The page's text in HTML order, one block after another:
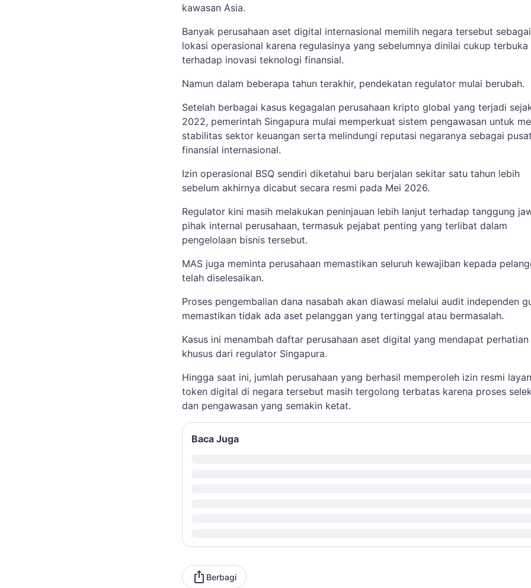
kawasan Asia.
Banyak perusahaan aset digital internasional memilih negara tersebut sebagai
lokasi operasional karena regulasinya yang sebelumnya dinilai cukup terbuka
terhadap inovasi teknologi finansial.
Namun dalam beberapa tahun terakhir, pendekatan regulator mulai berubah.
Setelah berbagai kasus kegagalan perusahaan kripto global yang terjadi
2022, pemerintah Singapura mulai memperkuat sistem pengawasan untuk
stabilitas sektor keuangan serta melindungi reputasi negaranya sebagai pusat
finansial internasional.
Izin operasional BSQ sendiri diketahui baru berjalan sekitar satu tahun lebih
sebelum akhirnya dicabut secara resmi pada Mei 2026.
Regulator kini masih melakukan peninjauan lebih lanjut terhadap tanggung
pihak internal perusahaan, termasuk pejabat penting yang terlibat dalam
pengelolaan bisnis tersebut.
MAS juga meminta perusahaan memastikan seluruh kewajiban kepada
telah diselesaikan.
Proses pengembalian dana nasabah akan diawasi melalui audit independen
memastikan tidak ada aset pelanggan yang tertinggal atau bermasalah.
Kasus ini menambah daftar perusahaan aset digital yang mendapat perhatian
khusus dari regulator Singapura.
Hingga saat ini, jumlah perusahaan yang berhasil memperoleh izin resmi
token digital di negara tersebut masih tergolong terbatas karena proses
dan pengawasan yang semakin ketat.
Baca Juga
Berbagi